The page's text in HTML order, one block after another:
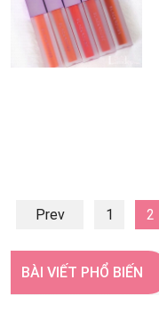
Prev 1 2
BÀI VIẾT PHỔ BIẾN